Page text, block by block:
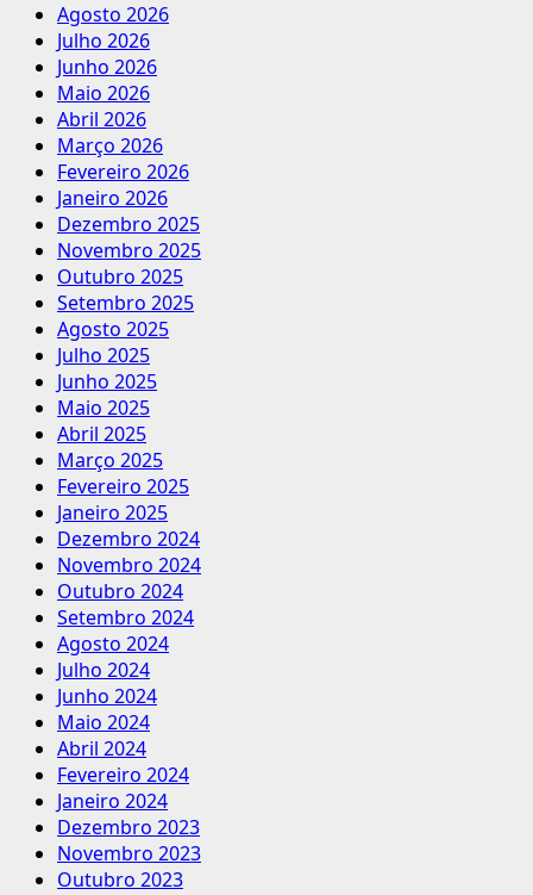
Agosto 2026
Julho 2026
Junho 2026
Maio 2026
Abril 2026
Março 2026
Fevereiro 2026
Janeiro 2026
Dezembro 2025
Novembro 2025
Outubro 2025
Setembro 2025
Agosto 2025
Julho 2025
Junho 2025
Maio 2025
Abril 2025
Março 2025
Fevereiro 2025
Janeiro 2025
Dezembro 2024
Novembro 2024
Outubro 2024
Setembro 2024
Agosto 2024
Julho 2024
Junho 2024
Maio 2024
Abril 2024
Fevereiro 2024
Janeiro 2024
Dezembro 2023
Novembro 2023
Outubro 2023